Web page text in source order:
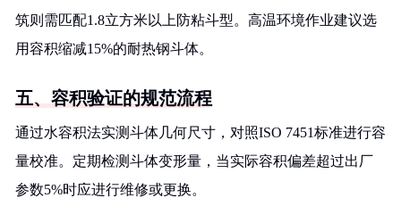
筑则需匹配1.8立方米以上防粘斗型。高温环境作业建议选
用容积缩减15%的耐热钢斗体。
五、容积验证的规范流程
通过水容积法实测斗体几何尺寸，对照ISO 7451标准进行容
量校准。定期检测斗体变形量，当实际容积偏差超过出厂
参数5%时应进行维修或更换。